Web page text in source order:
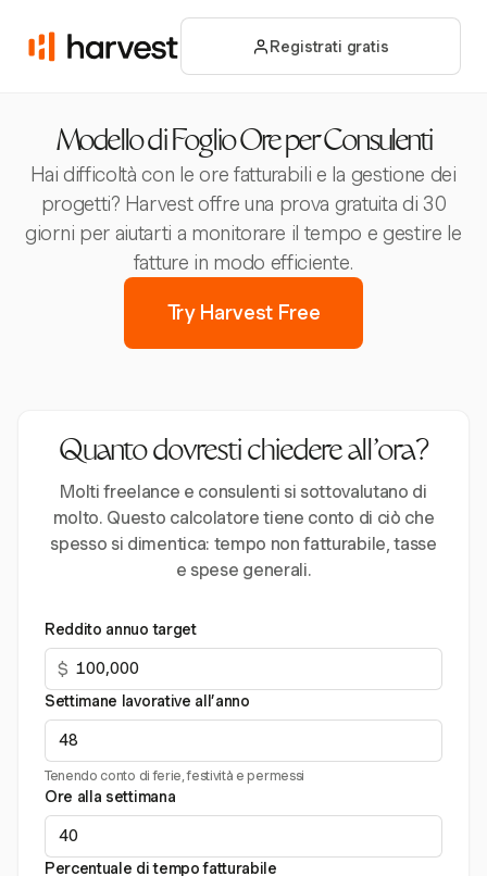
Registrati gratis
Modello di Foglio Ore per Consulenti
Hai difficoltà con le ore fatturabili e la gestione dei
progetti? Harvest offre una prova gratuita di 30
giorni per aiutarti a monitorare il tempo e gestire le
fatture in modo efficiente.
Try Harvest Free
Quanto dovresti chiedere all’ora?
Molti freelance e consulenti si sottovalutano di
molto. Questo calcolatore tiene conto di ciò che
spesso si dimentica: tempo non fatturabile, tasse
e spese generali.
Reddito annuo target
$
Settimane lavorative all’anno
Tenendo conto di ferie, festività e permessi
Ore alla settimana
Percentuale di tempo fatturabile